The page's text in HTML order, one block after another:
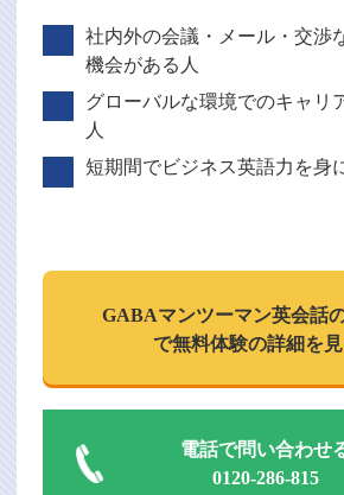
社内外の会議・メール・交渉
機会がある人
グローバルな環境でのキャリ
人
短期間でビジネス英語力を身
GABAマンツーマン英会話
で無料体験の詳細を
電話で問い合わせ
0120-286-815